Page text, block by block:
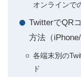
オンラインで
TwitterでQR
方法（
各端末別の
ド